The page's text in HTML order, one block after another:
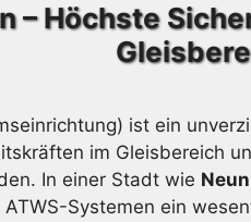
– Höchste
ist ein
im Gleisbereich
In einer Stadt wie
Systemen ein